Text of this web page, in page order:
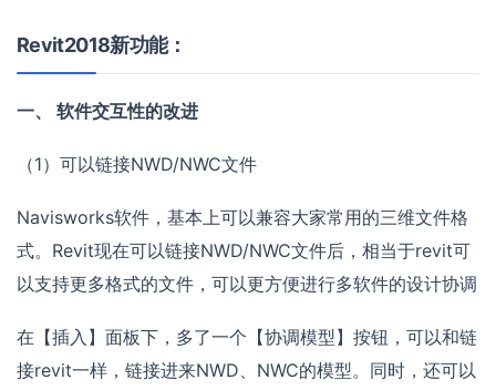
Revit2018新功能：
一、 软件交互性的改进
（1）可以链接NWD/NWC文件
Navisworks软件，基本上可以兼容大家常用的三维文件格
式。Revit现在可以链接NWD/NWC文件后，相当于revit可
以支持更多格式的文件，可以更方便进行多软件的设计协调
在【插入】面板下，多了一个【协调模型】按钮，可以和链
接revit一样，链接进来NWD、NWC的模型。同时，还可以